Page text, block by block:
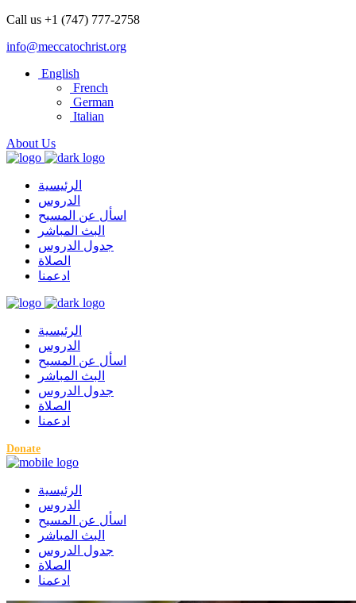
Call us +1 (747) 777-2758
info@meccatochrist.org
English
French
German
Italian
About Us
الرئيسية
الدروس
اسأل عن المسيح
البث المباشر
جدول الدروس
الصلاة
ادعمنا
الرئيسية
الدروس
اسأل عن المسيح
البث المباشر
جدول الدروس
الصلاة
ادعمنا
Donate
الرئيسية
الدروس
اسأل عن المسيح
البث المباشر
جدول الدروس
الصلاة
ادعمنا